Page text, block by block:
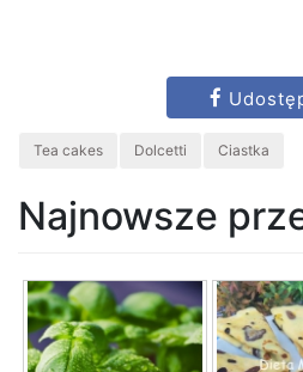
Tea cakes Dolcetti Ciastka
Najnowsze